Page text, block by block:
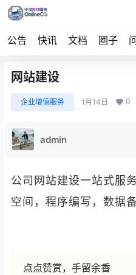
公告 快讯 文档 圈子
网站建设
企业增值服务 1月14日 0
admin
公司网站建设一站式服
空间，程序编写，数据
点点赞赏，手留余香